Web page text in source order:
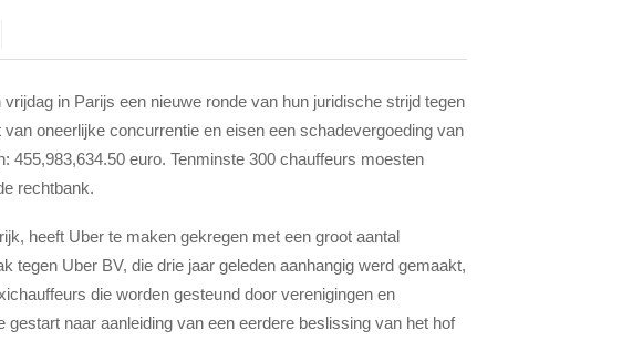
in Parijs een nieuwe ronde van hun juridische strijd tegen
oneerlijke concurrentie en eisen een schadevergoeding van
455,983,634.50 euro. Tenminste 300 chauffeurs moesten
rechtbank.
heeft Uber te maken gekregen met een groot aantal
tegen Uber BV, die drie jaar geleden aanhangig werd gemaakt,
die worden gesteund door verenigingen en
naar aanleiding van een eerdere beslissing van het hof